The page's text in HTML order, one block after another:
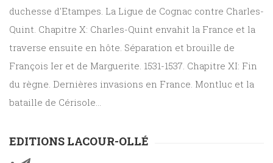
duchesse d'Etampes. La Ligue de Cognac contre Charles-
Quint. Chapitre X: Charles-Quint envahit la France et la
traverse ensuite en hôte. Séparation et brouille de
François Ier et de Marguerite. 1531-1537. Chapitre XI: Fin
du règne. Dernières invasions en France. Montluc et la
bataille de Cérisole...
EDITIONS LACOUR-OLLÉ